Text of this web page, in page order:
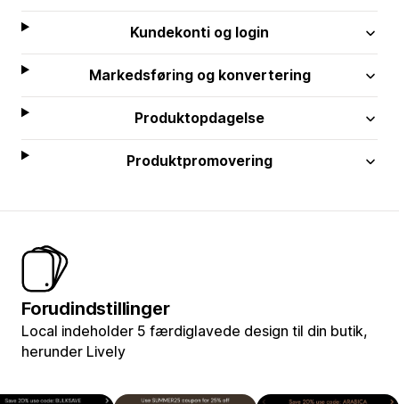
Kundekonti og login
Markedsføring og konvertering
Produktopdagelse
Produktpromovering
Forudindstillinger
Local indeholder 5 færdiglavede design til din butik,
herunder Lively